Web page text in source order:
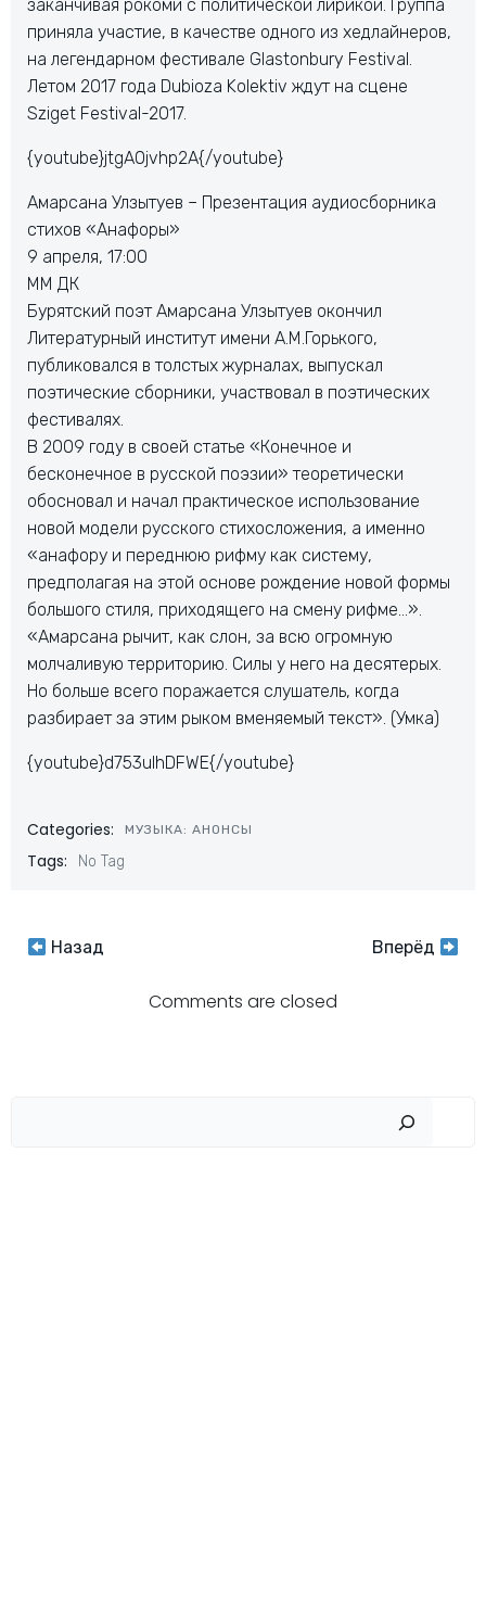
заканчивая рокоми с политической лирикой. Группа
приняла участие, в качестве одного из хедлайнеров,
на легендарном фестивале Glastonbury Festival.
Летом 2017 года Dubioza Kolektiv ждут на сцене
Sziget Festival-2017.
{youtube}jtgA0jvhp2A{/youtube}
Амарсана Улзытуев – Презентация аудиосборника
стихов «Анафоры»
9 апреля, 17:00
ММ ДК
Бурятский поэт Амарсана Улзытуев окончил
Литературный институт имени А.М.Горького,
публиковался в толстых журналах, выпускал
поэтические сборники, участвовал в поэтических
фестивалях.
В 2009 году в своей статье «Конечное и
бесконечное в русской поэзии» теоретически
обосновал и начал практическое использование
новой модели русского стихосложения, а именно
«анафору и переднюю рифму как систему,
предполагая на этой основе рождение новой формы
большого стиля, приходящего на смену рифме…».
«Амарсана рычит, как слон, за всю огромную
молчаливую территорию. Силы у него на десятерых.
Но больше всего поражается слушатель, когда
разбирает за этим рыком вменяемый текст». (Умка)
{youtube}d753uIhDFWE{/youtube}
Categories: МУЗЫКА: АНОНСЫ
Tags: No Tag
Навигация
Назад
Навигация
по
Вперёд
Comments are closed